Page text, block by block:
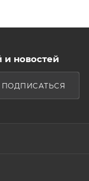
и новостей
ПОДПИСАТЬСЯ